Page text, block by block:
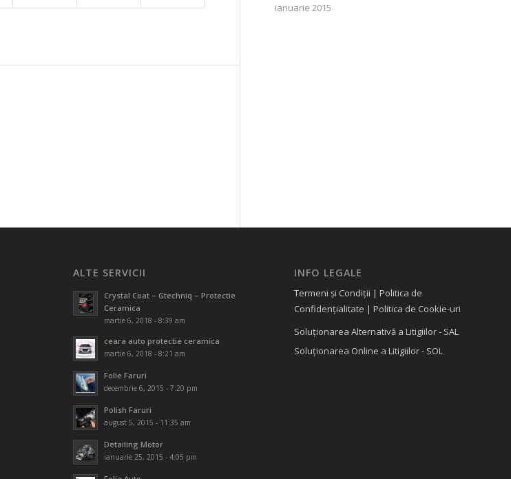
ianuarie 2015
ALTE SERVICII
Crystal Coat – Gtechniq – Protectie
Ceramica
martie 6, 2018 - 8:39 am
ceara auto protectie ceramica
martie 6, 2018 - 8:21 am
Folie Faruri
decembrie 6, 2015 - 7:20 pm
Polish Faruri
august 5, 2015 - 11:35 am
Detailing Motor
ianuarie 25, 2015 - 4:05 pm
INFO LEGALE
Termeni și Condiții | Politica de
Confidențialitate | Politica de Cookie-uri
Soluționarea Alternativă a Litigiilor - SAL
Soluționarea Online a Litigiilor - SOL